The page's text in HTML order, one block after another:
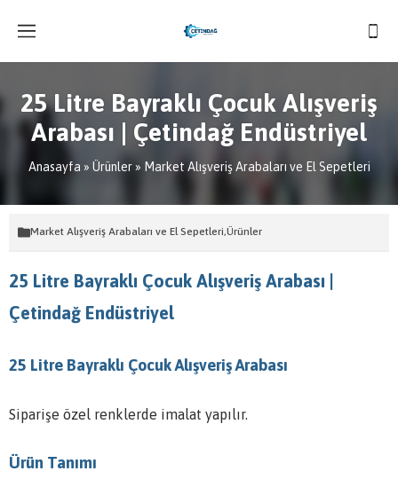
25 Litre Bayraklı Çocuk Alışveriş
Arabası | Çetindağ Endüstriyel
Anasayfa » Ürünler» Market Alışveriş Arabaları ve El Sepetleri
Market Alışveriş Arabaları ve El Sepetleri,Ürünler
25 Litre Bayraklı Çocuk Alışveriş Arabası |
Çetindağ Endüstriyel
25 Litre Bayraklı Çocuk Alışveriş Arabası
Siparişe özel renklerde imalat yapılır.
Ürün Tanımı